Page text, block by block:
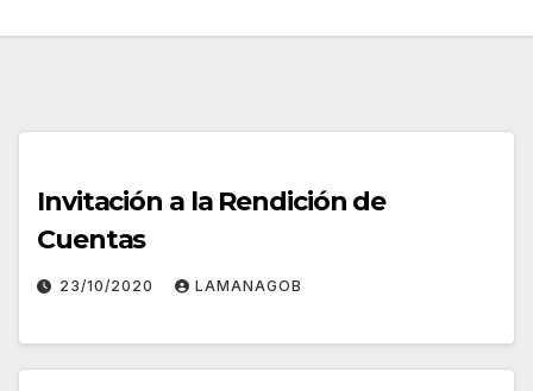
Invitación a la Rendición de
Cuentas
23/10/2020 LAMANAGOB